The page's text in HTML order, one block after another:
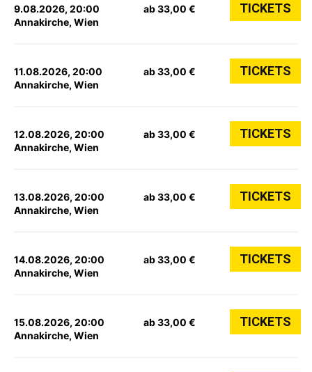
9.08.2026, 20:00
Annakirche, Wien
ab 33,00 € TICKETS
11.08.2026, 20:00
Annakirche, Wien
ab 33,00 € TICKETS
12.08.2026, 20:00
Annakirche, Wien
ab 33,00 € TICKETS
13.08.2026, 20:00
Annakirche, Wien
ab 33,00 € TICKETS
14.08.2026, 20:00
Annakirche, Wien
ab 33,00 € TICKETS
15.08.2026, 20:00
Annakirche, Wien
ab 33,00 € TICKETS